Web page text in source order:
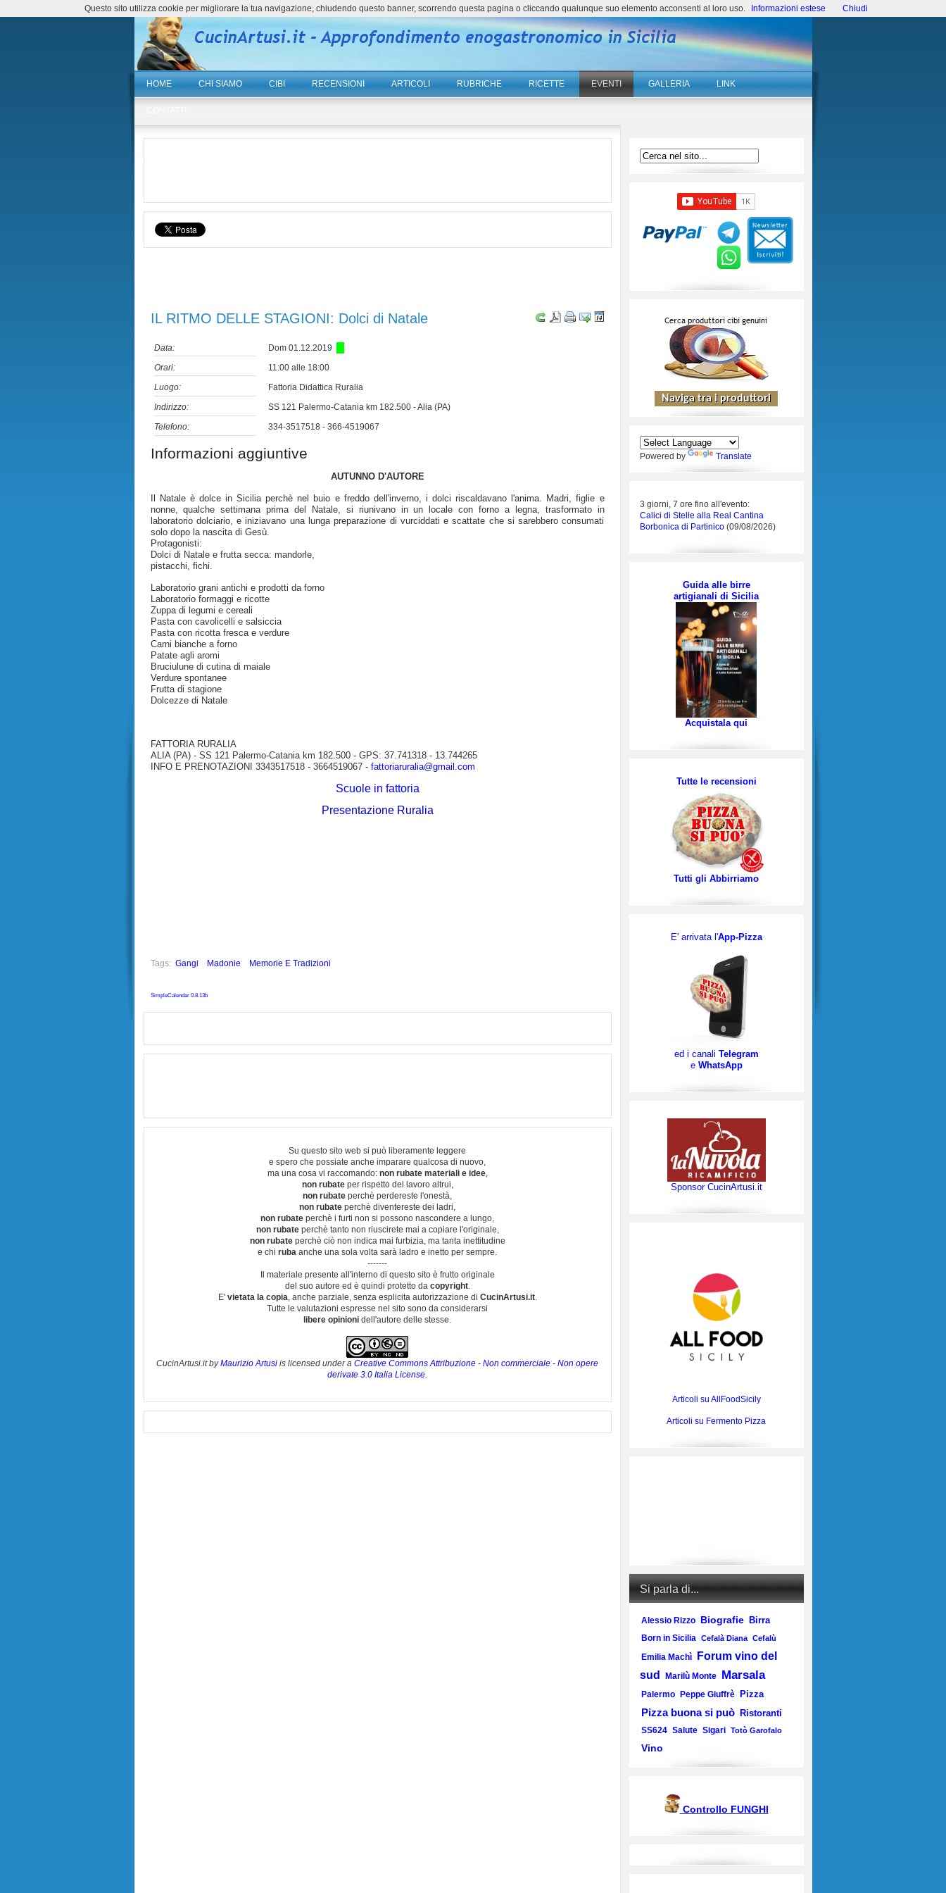
HOME CHI SIAMO CIBI RECENSIONI ARTICOLI RUBRICHE RICETTE EVENTI GALLERIA LINK
IL RITMO DELLE STAGIONI: Dolci di Natale
Data: Dom 01.12.2019
Orari: 11:00 alle 18:00
Luogo: Fattoria Didattica Ruralia
Indirizzo: SS 121 Palermo-Catania km 182.500 - Alia (PA)
Telefono: 334-3517518 - 366-4519067
Informazioni aggiuntive
AUTUNNO D'AUTORE
Il Natale è dolce in Sicilia perchè nel buio e freddo dell'inverno, i dolci riscaldavano l'anima.
Madri, figlie e
nonne, qualche settimana prima del Natale, si riunivano in un locale con forno a legna, trasformato in
laboratorio dolciario, e iniziavano una lunga preparazione di vurciddati e scattate che si sarebbero consumati
solo dopo la nascita di Gesù.
Protagonisti:
Dolci di Natale e frutta secca: mandorle,
pistacchi, fichi.
Laboratorio grani antichi e prodotti da forno
Laboratorio formaggi e ricotte
Zuppa di legumi e cereali
Pasta con cavolicelli e salsiccia
Pasta con ricotta fresca e verdure
Carni bianche a forno
Patate agli aromi
Bruciulune di cutina di maiale
Verdure spontanee
Frutta di stagione
Dolcezze di Natale
FATTORIA RURALIA
ALIA (PA) - SS 121 Palermo-Catania km 182.500 - GPS: 37.741318 - 13.744265
INFO E PRENOTAZIONI 3343517518 - 3664519067 - fattoriaruralia@gmail.com
Scuole in fattoria
Presentazione Ruralia
Tags: Gangi Madonie Memorie E Tradizioni
SimpleCalendar 0.8.13b
Su questo sito web si può liberamente leggere
e spero che possiate anche imparare qualcosa di nuovo,
ma una cosa vi raccomando: non rubate materiali e idee,
non rubateper rispetto del lavoro altrui,
non rubate perchè perdereste l'onestà,
non rubate perchè diventereste dei ladri,
non rubate perchè i furti non si possono nascondere a lungo,
non rubateperchè tanto non riuscirete mai a copiare l'originale,
non rubateperchè ciò non indica mai furbizia, ma tanta inettitudine
e chi ruba anche una sola volta sarà ladro e inetto per sempre.
-------
Il materiale presente all'interno di questo sito è frutto originale
del suo autore ed è quindi protetto da copyright.
E' vietata la copia, anche parziale, senza esplicita autorizzazione di CucinArtusi.it.
Tutte le valutazioni espresse nel sito sono da considerarsi
libere opinioni dell'autore delle stesse.
CucinArtusi.itbyMaurizio Artusi is licensed under a Creative Commons Attribuzione - Non commerciale - Non opere
derivate 3.0 Italia License.
Powered by Translate
3 giorni, 7 ore fino all'evento:
Calici di Stelle alla Real Cantina
Borbonica di Partinico (09/08/2026)
Guida alle birre
artigianali di Sicilia
Acquistala qui
Tutte le recensioni
Tutti gli Abbirriamo
E' arrivata l'App-Pizza
ed i canali Telegram
e WhatsApp
Sponsor CucinArtusi.it
Articoli su AllFoodSicily
Articoli su Fermento Pizza
Si parla di...
Alessio Rizzo Biografie Birra
Born in Sicilia Cefalà Diana Cefalù
Emilia Machì
Forum vino del
sud
Marilù Monte Marsala
Palermo Peppe Giuffrè Pizza
Pizza buona si può Ristoranti
SS624 Salute Sigari Totò Garofalo
Vino
Controllo FUNGHI
Questo sito utilizza cookie per migliorare la tua navigazione, chiudendo questo banner, scorrendo questa pagina o cliccando qualunque suo elemento acconsenti al loro uso. Informazioni estese Chiudi